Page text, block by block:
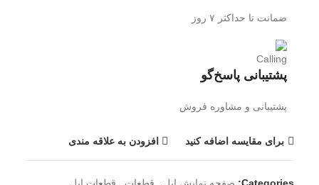
ضمانت تا حداکثر ۷ روز
پشتیبانی پاسخ‌گو
پشتیبانی و مشاوره فروش
برای مقایسه اضافه کنید افزودن به علاقه مندی